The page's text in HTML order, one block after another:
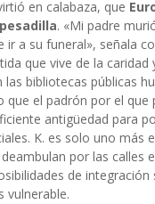
en calabaza, que
. «Mi padre
ir a su funeral», señala
que vive de la caridad
las bibliotecas públicas
que el padrón por el que
antigüedad para
K. es solo uno más
por las calles
de
vulnerable.